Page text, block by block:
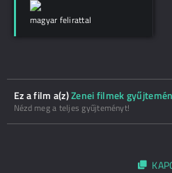
magyar felirattal
Ez a film a(z)Zenei filmek
Nézd meg a teljes gyűjteményt!